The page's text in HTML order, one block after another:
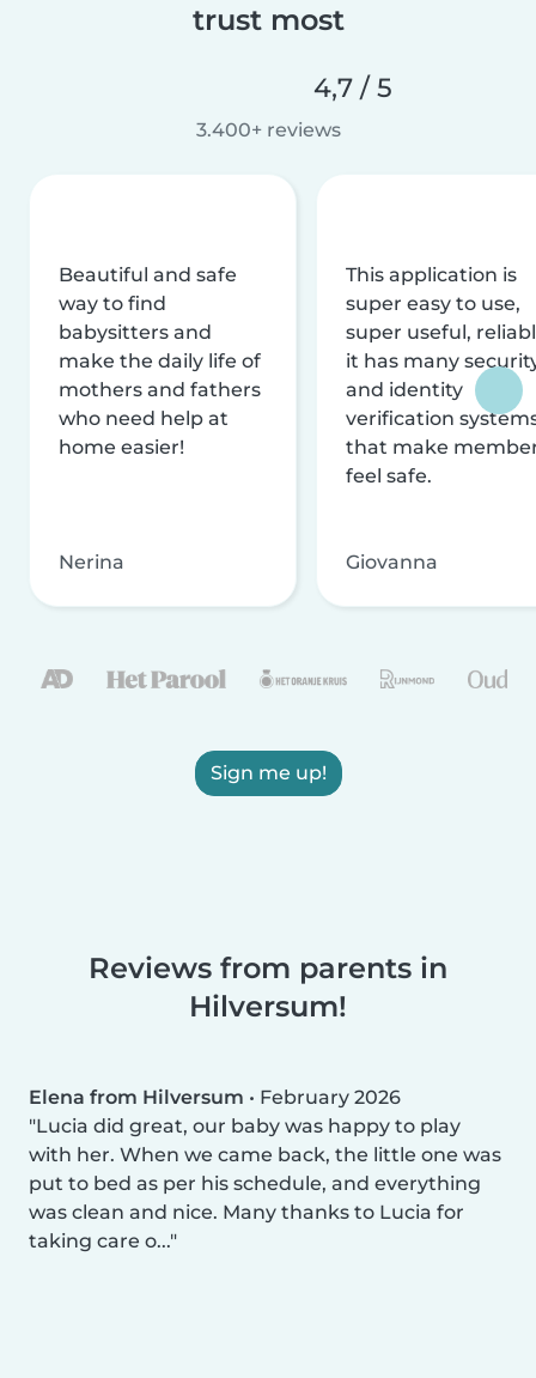
trust most
4,7 / 5
3.400+ reviews
Beautiful and safe
way to find
babysitters and
make the daily life of
mothers and fathers
who need help at
home easier!
Nerina
This application is
super easy to use,
super useful,
it has many
and identity
verification
that make
feel safe.
Giovanna
Sign me up!
Reviews from parents in
Hilversum!
Elena from Hilversum • February 2026
Lucia did great, our baby was happy to play
with her. When we came back, the little one was
put to bed as per his schedule, and everything
was clean and nice. Many thanks to Lucia for
taking care o...